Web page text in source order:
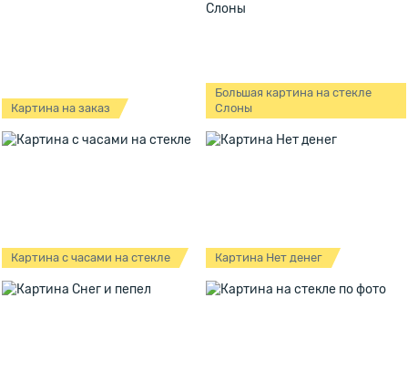
Картина на заказ
Большая картина на стекле
Слоны
Картина с часами на стекле Картина Нет денег